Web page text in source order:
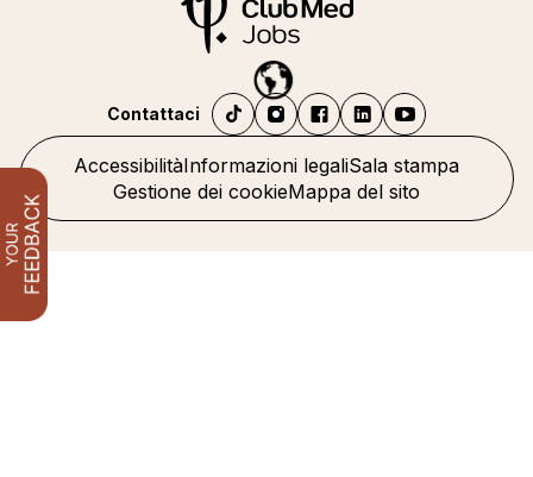
AccessibilitàInformazioni legaliSala stampa
Gestione dei cookieMappa del sito
Contattaci